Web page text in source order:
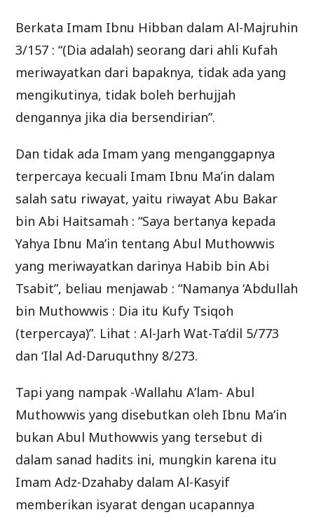
Berkata Imam Ibnu Hibban dalam Al-Majruhin
3/157 : “(Dia adalah) seorang dari ahli Kufah
meriwayatkan dari bapaknya, tidak ada yang
mengikutinya, tidak boleh berhujjah
dengannya jika dia bersendirian”.
Dan tidak ada Imam yang menganggapnya
terpercaya kecuali Imam Ibnu Ma’in dalam
salah satu riwayat, yaitu riwayat Abu Bakar
bin Abi Haitsamah : “Saya bertanya kepada
Yahya Ibnu Ma’in tentang Abul Muthowwis
yang meriwayatkan darinya Habib bin Abi
Tsabit”, beliau menjawab : “Namanya ‘Abdullah
bin Muthowwis : Dia itu Kufy Tsiqoh
(terpercaya)”. Lihat : Al-Jarh Wat-Ta’dil 5/773
dan ‘Ilal Ad-Daruquthny 8/273.
Tapi yang nampak -Wallahu A’lam- Abul
Muthowwis yang disebutkan oleh Ibnu Ma’in
bukan Abul Muthowwis yang tersebut di
dalam sanad hadits ini, mungkin karena itu
Imam Adz-Dzahaby dalam Al-Kasyif
memberikan isyarat dengan ucapannya